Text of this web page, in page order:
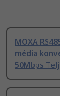
MOXA
média
50Mbps